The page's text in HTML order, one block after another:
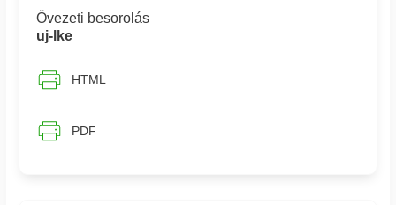
Övezeti besorolás
uj-lke
HTML
PDF